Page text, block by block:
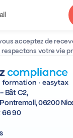
acceptez de
respectons votre vie
- Bât C2,
06200
66 90